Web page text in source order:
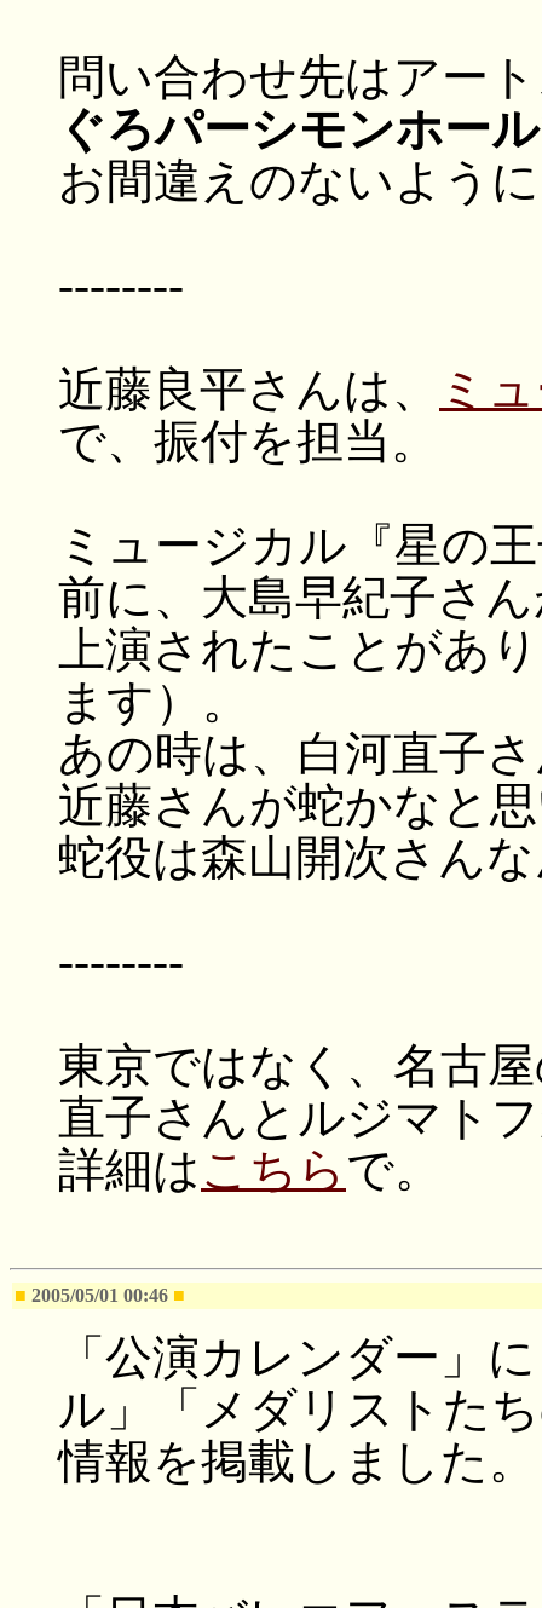
問い合わせ先はアー
ぐろパーシモンホール
お間違えのないよう
--------
近藤良平さんは、
ミ
で、振付を担当。
ミュージカル『星の
前に、大島早紀子さ
上演されたことがあ
ます）。
あの時は、白河直子
近藤さんが蛇かなと
蛇役は森山開次さん
--------
東京ではなく、名古
直子さんとルジマト
詳細はこちら で。
■ 2005/05/01 00:46 ■
「公演カレンダー」
ル」「メダリストた
情報を掲載しました。